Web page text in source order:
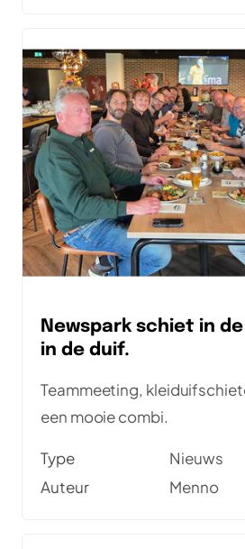
Newspark schiet in
in de duif.
Teammeeting,
een mooie combi.
Type
Nieuws
Auteur
Menno